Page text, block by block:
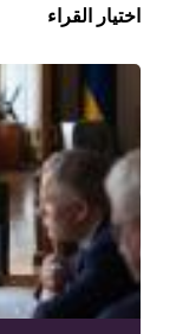
اختيار القراء